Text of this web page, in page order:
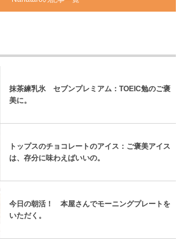
抹茶練乳氷 セブンプレミアム：TOEIC勉のご褒
美に。
トップスのチョコレートのアイス：ご褒美アイス
は、存分に味わえばいいの。
今日の朝活！ 本屋さんでモーニングプレートを
いただく。